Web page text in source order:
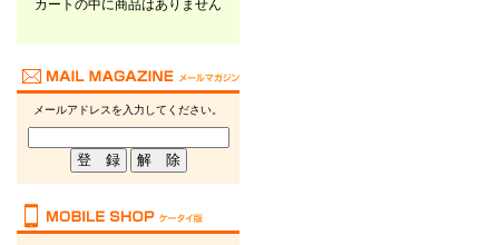
カートの中に商品はありません
メールアドレスを入力してください。